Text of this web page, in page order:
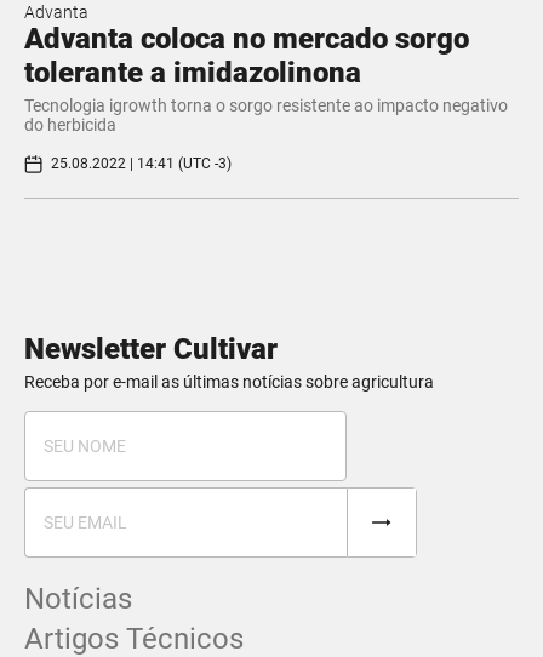
Advanta
Advanta coloca no mercado sorgo
tolerante a imidazolinona
Tecnologia igrowth torna o sorgo resistente ao impacto negativo
do herbicida
25.08.2022 | 14:41 (UTC -3)
Newsletter Cultivar
Receba por e-mail as últimas notícias sobre agricultura
Notícias
Artigos Técnicos